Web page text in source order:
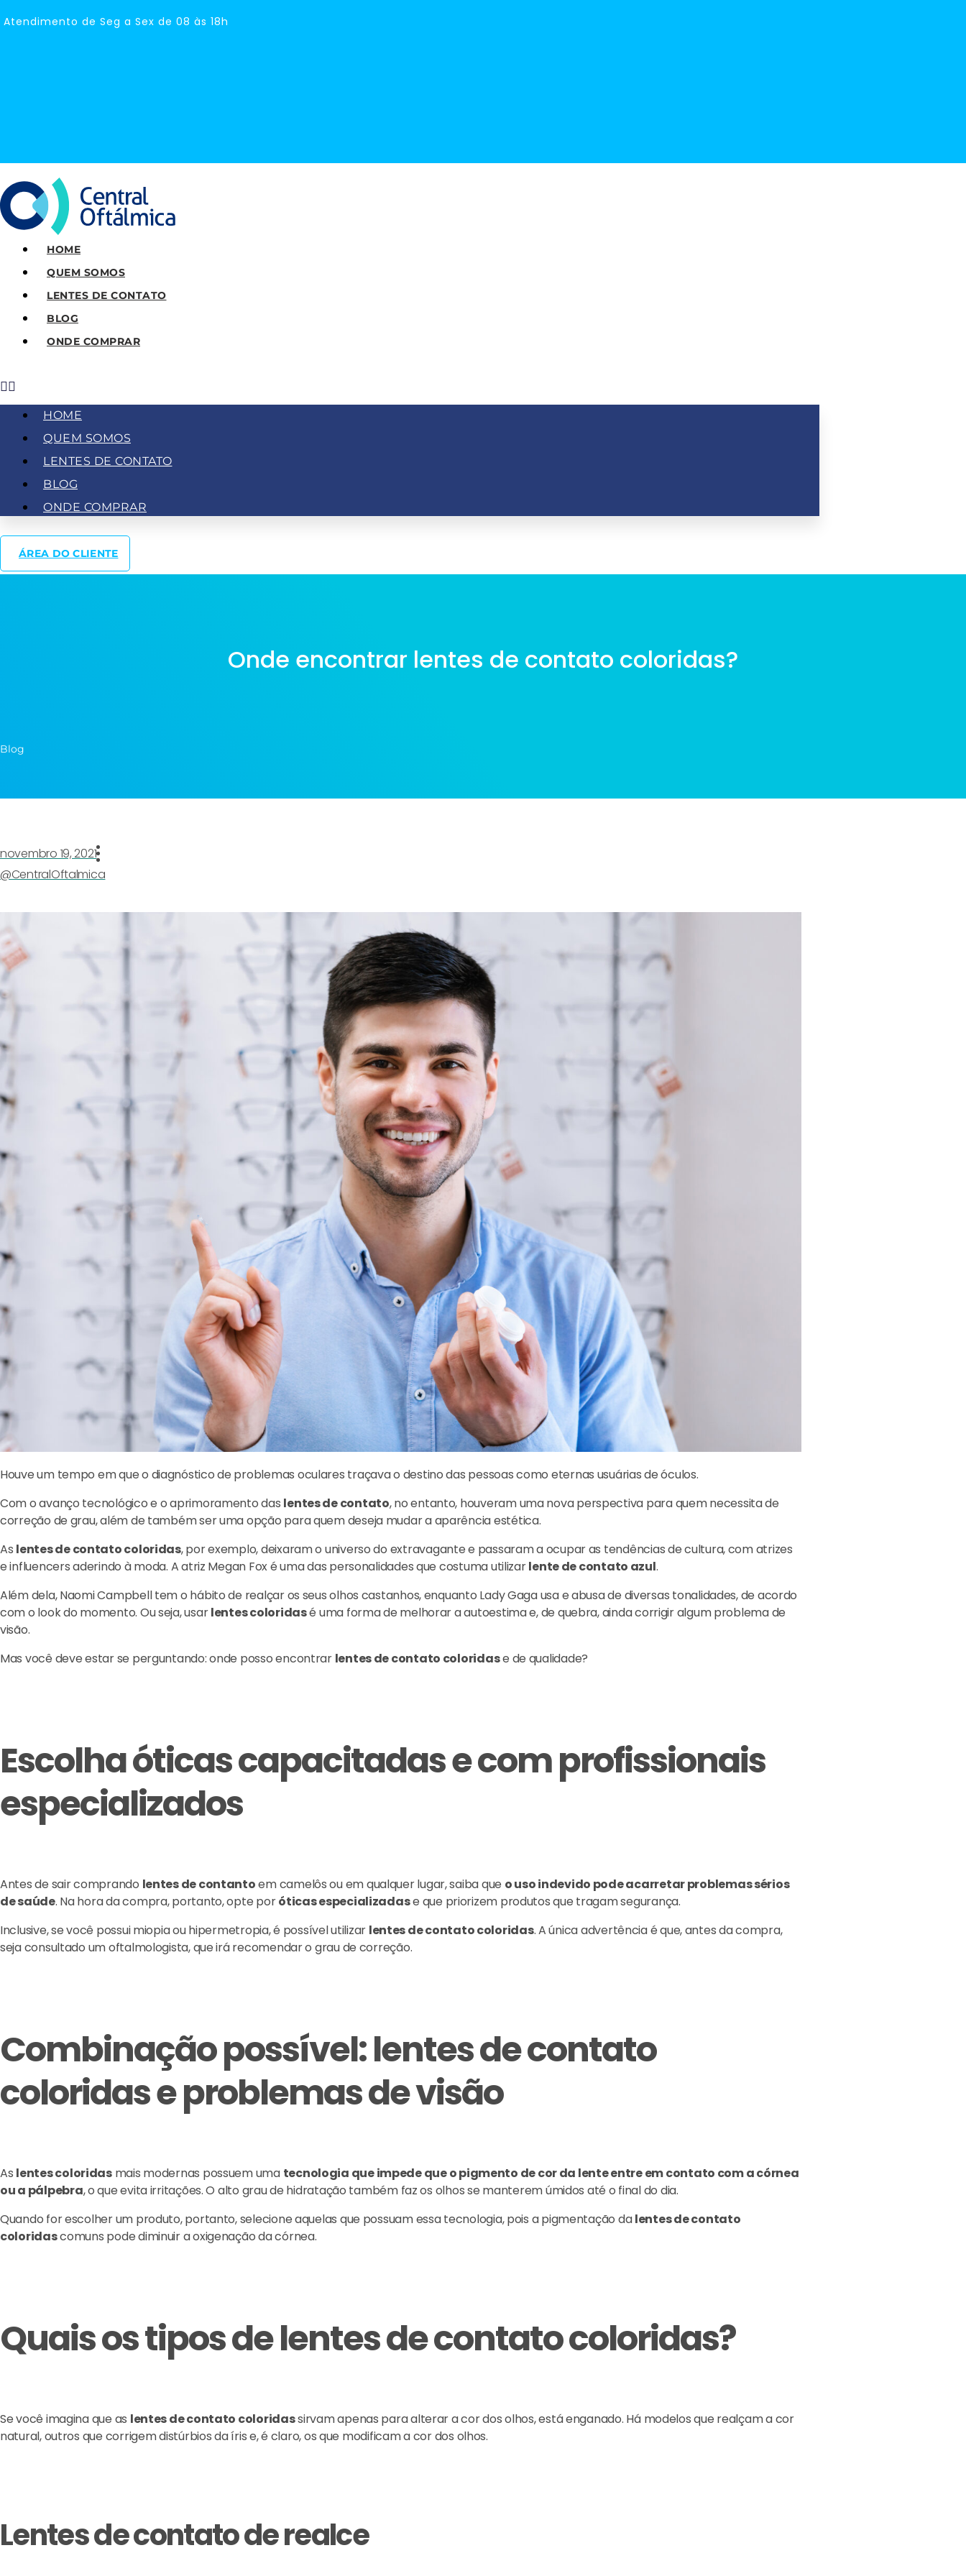
Atendimento de Seg a Sex de 08 às 18h
HOME
QUEM SOMOS
LENTES DE CONTATO
BLOG
ONDE COMPRAR
HOME
QUEM SOMOS
LENTES DE CONTATO
BLOG
ONDE COMPRAR
ÁREA DO CLIENTE
Onde encontrar lentes de contato coloridas?
Blog
novembro 19, 2021
@CentralOftalmica
Houve um tempo em que o diagnóstico de problemas oculares traçava o destino das pessoas como eternas usuárias de óculos.
Com o avanço tecnológico e o aprimoramento das lentes de contato, no entanto, houveram uma nova perspectiva para quem necessita de
correção de grau, além de também ser uma opção para quem deseja mudar a aparência estética.
As lentes de contato coloridas, por exemplo, deixaram o universo do extravagante e passaram a ocupar as tendências de cultura, com atrizes
e influencers aderindo à moda. A atriz Megan Fox é uma das personalidades que costuma utilizarlente de contato azul.
Além dela, Naomi Campbell tem o hábito de realçar os seus olhos castanhos, enquanto Lady Gaga usa e abusa de diversas tonalidades, de acordo
com o look do momento. Ou seja, usarlentes coloridasé uma forma de melhorar a autoestima e, de quebra, ainda corrigir algum problema de
visão.
Mas você deve estar se perguntando: onde posso encontrar lentes de contato coloridase de qualidade?
Escolha óticas capacitadas e com profissionais
especializados
Antes de sair comprando lentes de contantoem camelôs ou em qualquer lugar, saiba que o uso indevido pode acarretar problemas sérios
de saúde. Na hora da compra, portanto, opte poróticas especializadase que priorizem produtos que tragam segurança.
Inclusive, se você possui miopia ou hipermetropia, é possível utilizar lentes de contato coloridas. A única advertência é que, antes da compra,
seja consultado um oftalmologista, que irá recomendar o grau de correção.
Combinação possível: lentes de contato
coloridas e problemas de visão
As lentes coloridasmais modernas possuem uma tecnologia que impede que o pigmento de cor da lente entre em contato com a córnea
ou a pálpebra, o que evita irritações. O alto grau de hidratação também faz os olhos se manterem úmidos até o final do dia.
Quando for escolher um produto, portanto, selecione aquelas que possuam essa tecnologia, pois a pigmentação dalentes de contato
coloridascomuns pode diminuir a oxigenação da córnea.
Quais os tipos de lentes de contato coloridas?
Se você imagina que as lentes de contato coloridassirvam apenas para alterar a cor dos olhos, está enganado. Há modelos que realçam a cor
natural, outros que corrigem distúrbios da íris e, é claro, os que modificam a cor dos olhos.
Lentes de contato de realce